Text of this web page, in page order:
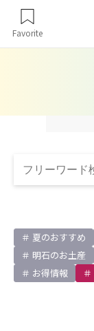
Favorite
夏のおすすめ
明石のお土産
お得情報